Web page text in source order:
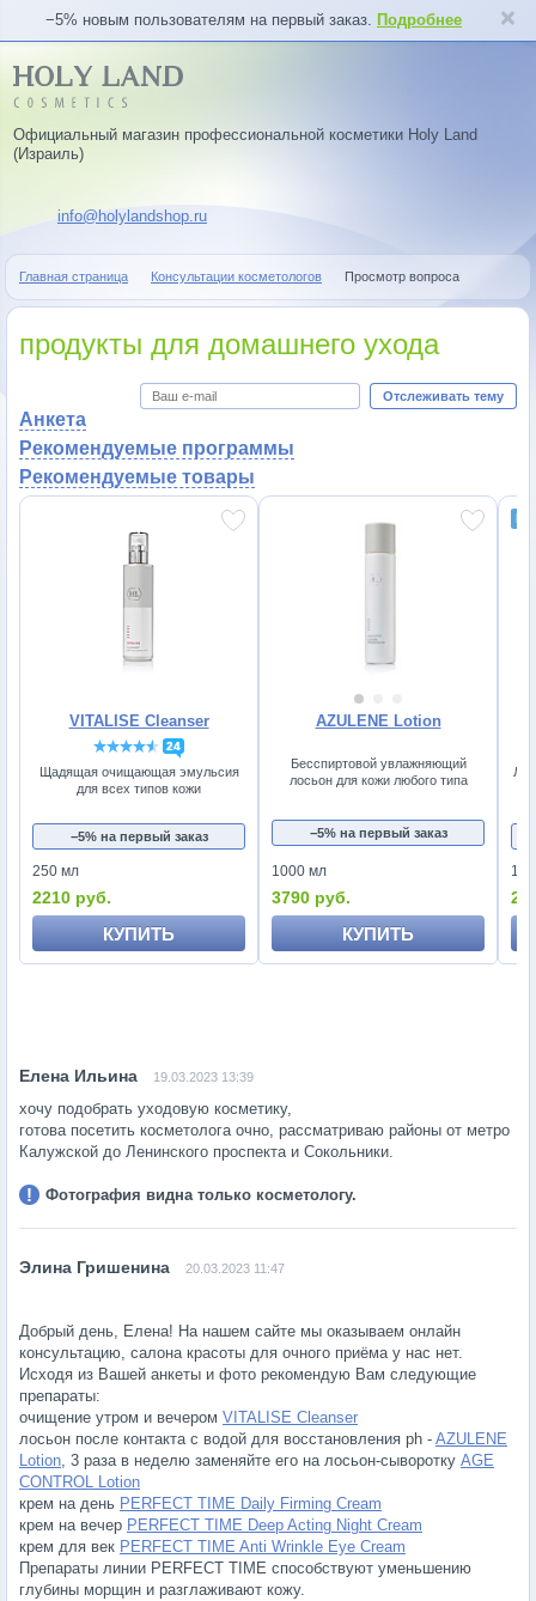
−5% новым пользователям на первый заказ. Подробнее
Официальный магазин профессиональной косметики Holy Land
(Израиль)
info@holylandshop.ru
Главная страница Консультации косметологов Просмотр вопроса
продукты для домашнего ухода
Отслеживать тему
Анкета
Рекомендуемые программы
Рекомендуемые товары
VITALISE Cleanser
24
Щадящая очищающая эмульсия
для всех типов кожи
−5% на первый заказ
250 мл
2210 руб.
КУПИТЬ
AZULENE Lotion
Бесспиртовой увлажняющий
лосьон для кожи любого типа
−5% на первый заказ
1000 мл
3790 руб.
КУПИТЬ
19.03.2023 13:39
хочу подобрать уходовую косметику,
готова посетить косметолога очно, рассматриваю районы от метро
Калужской до Ленинского проспекта и Сокольники.
Фотография видна только косметологу.
20.03.2023 11:47
Добрый день, Елена! На нашем сайте мы оказываем онлайн
консультацию, салона красоты для очного приёма у нас нет.
Исходя из Вашей анкеты и фото рекомендую Вам следующие
препараты:
очищение утром и вечером VITALISE Cleanser
лосьон после контакта с водой для восстановления ph - AZULENE
Lotion, 3 раза в неделю заменяйте его на лосьон-сыворотку AGE
CONTROL Lotion
крем на день PERFECT TIME Daily Firming Cream
крем на вечер PERFECT TIME Deep Acting Night Cream
крем для век PERFECT TIME Anti Wrinkle Eye Cream
Препараты линии PERFECT TIME способствуют уменьшению
глубины морщин и разглаживают кожу.